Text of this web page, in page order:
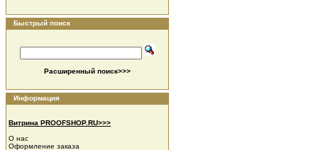
Быстрый поиск
Расширенный поиск>>>
Информация
Витрина PROOFSHOP.RU>>>
О нас
Оформление заказа